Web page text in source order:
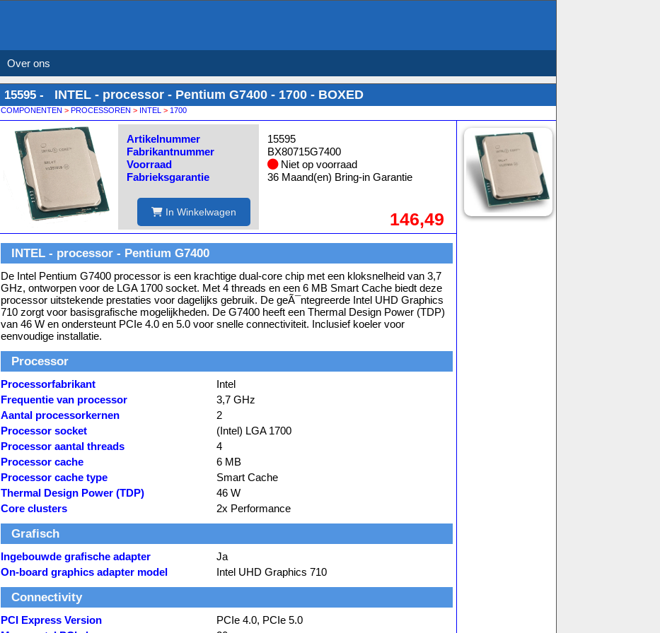
Over ons
15595 - INTEL - processor - Pentium G7400 - 1700 - BOXED
COMPONENTEN > PROCESSOREN > INTEL > 1700
Artikelnummer
Fabrikantnummer
Voorraad
Fabrieksgarantie
In Winkelwagen
15595
BX80715G7400
Niet op voorraad
36 Maand(en) Bring-in Garantie
146,49
INTEL - processor - Pentium G7400
De Intel Pentium G7400 processor is een krachtige dual-core chip met een kloksnelheid van 3,7
GHz, ontworpen voor de LGA 1700 socket. Met 4 threads en een 6 MB Smart Cache biedt deze
processor uitstekende prestaties voor dagelijks gebruik. De geÃ¯ntegreerde Intel UHD Graphics
710 zorgt voor basisgrafische mogelijkheden. De G7400 heeft een Thermal Design Power (TDP)
van 46 W en ondersteunt PCIe 4.0 en 5.0 voor snelle connectiviteit. Inclusief koeler voor
eenvoudige installatie.
Processor
Processorfabrikant
Intel
Frequentie van processor
3,7 GHz
Aantal processorkernen
2
Processor socket
(Intel) LGA 1700
Processor aantal threads
4
Processor cache
6 MB
Processor cache type
Smart Cache
Thermal Design Power (TDP)
46 W
Core clusters
2x Performance
Grafisch
Ingebouwde grafische adapter
Ja
On-board graphics adapter model
Intel UHD Graphics 710
Connectivity
PCI Express Version
PCIe 4.0, PCIe 5.0